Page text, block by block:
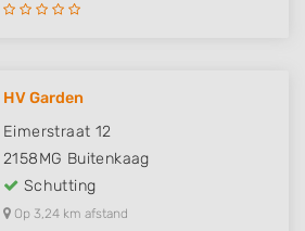
HV Garden
Eimerstraat 12
2158MG Buitenkaag
Schutting
Op 3,24 km afstand